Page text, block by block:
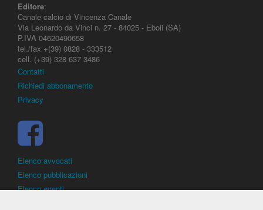
Editore:
Canale calcio di Vincenza Canale
Via Leonardo da Vinci n. 27 - 84025 - Eboli (SA)
P.IVA 04620490658
tel./fax +(39) 0828 - 333512
cell. (+39) 328 637 3486
Contatti
Richiedi abbonamento
Privacy
Elenco avvocati
Elenco pubblicazioni
Elenco eventi